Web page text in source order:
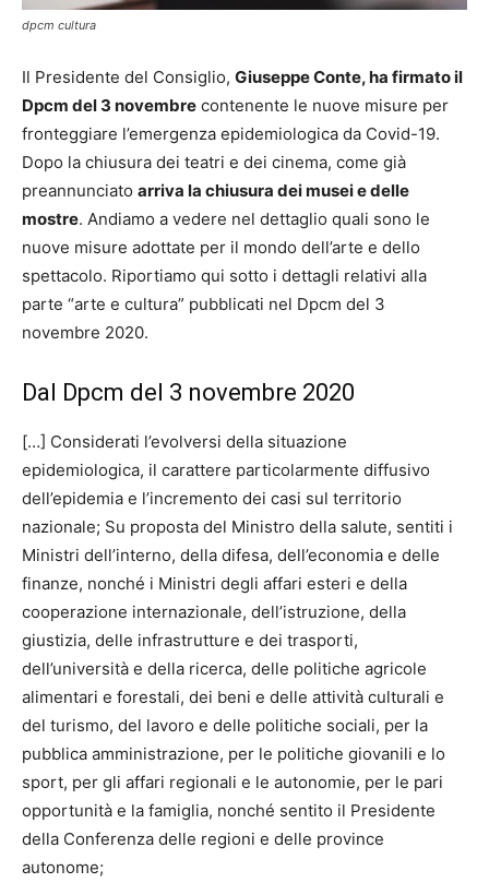
dpcm cultura
Il Presidente del Consiglio, Giuseppe Conte, ha firmato il
Dpcm del 3 novembre contenente le nuove misure per
fronteggiare l’emergenza epidemiologica da Covid-19.
Dopo la chiusura dei teatri e dei cinema, come già
preannunciato arriva la chiusura dei musei e delle
mostre. Andiamo a vedere nel dettaglio quali sono le
nuove misure adottate per il mondo dell’arte e dello
spettacolo. Riportiamo qui sotto i dettagli relativi alla
parte “arte e cultura” pubblicati nel Dpcm del 3
novembre 2020.
Dal Dpcm del 3 novembre 2020
[…] Considerati l’evolversi della situazione
epidemiologica, il carattere particolarmente diffusivo
dell’epidemia e l’incremento dei casi sul territorio
nazionale; Su proposta del Ministro della salute, sentiti i
Ministri dell’interno, della difesa, dell’economia e delle
finanze, nonché i Ministri degli affari esteri e della
cooperazione internazionale, dell’istruzione, della
giustizia, delle infrastrutture e dei trasporti,
dell’università e della ricerca, delle politiche agricole
alimentari e forestali, dei beni e delle attività culturali e
del turismo, del lavoro e delle politiche sociali, per la
pubblica amministrazione, per le politiche giovanili e lo
sport, per gli affari regionali e le autonomie, per le pari
opportunità e la famiglia, nonché sentito il Presidente
della Conferenza delle regioni e delle province
autonome;